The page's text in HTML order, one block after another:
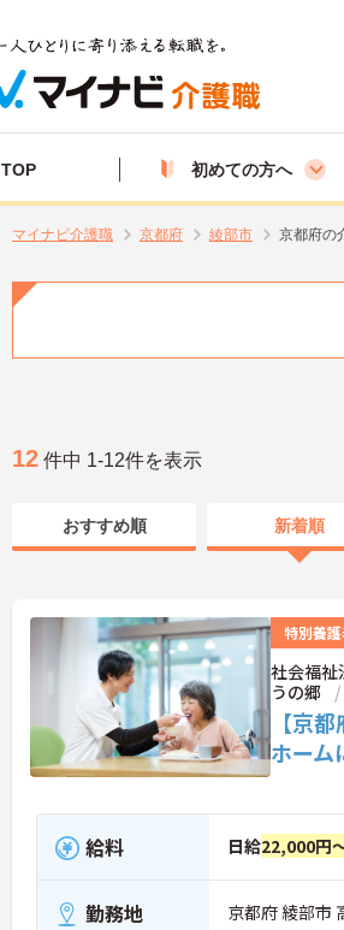
TOP 初めての方へ
マイナビ介護職 京都府 綾部市 京都府の
12 件中 1-12件を表示
おすすめ順 新着順
特別養護
社会福祉
うの郷
【京
ホーム
給料 日給22,000円
勤務地 京都府 綾部市